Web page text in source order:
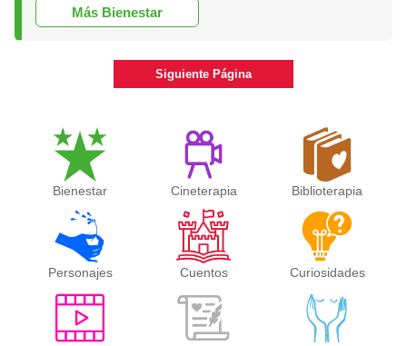
Más Bienestar
Siguiente Página
Bienestar Cineterapia Biblioterapia
Personajes Cuentos Curiosidades